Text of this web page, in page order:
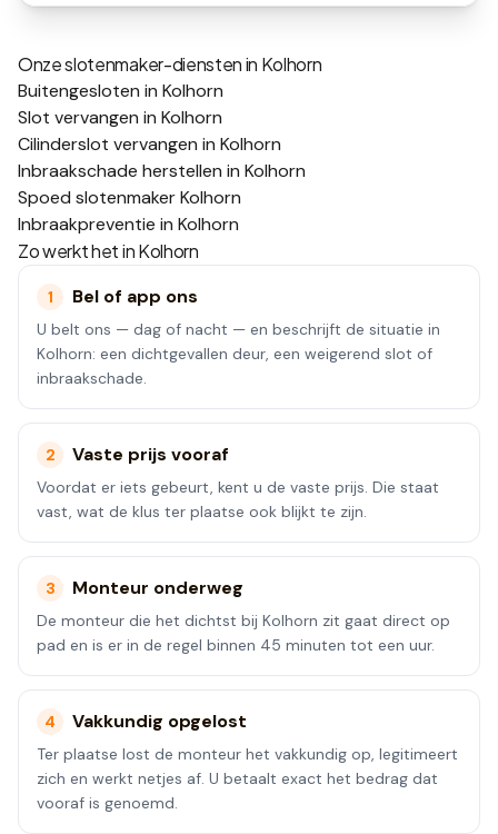
Onze slotenmaker-diensten in Kolhorn
Buitengesloten in Kolhorn
Slot vervangen in Kolhorn
Cilinderslot vervangen in Kolhorn
Inbraakschade herstellen in Kolhorn
Spoed slotenmaker Kolhorn
Inbraakpreventie in Kolhorn
Zo werkt het inKolhorn
1 Bel of app ons
U belt ons — dag of nacht — en beschrijft de situatie in
Kolhorn: een dichtgevallen deur, een weigerend slot of
inbraakschade.
2 Vaste prijs vooraf
Voordat er iets gebeurt, kent u de vaste prijs. Die staat
vast, wat de klus ter plaatse ook blijkt te zijn.
3 Monteur onderweg
De monteur die het dichtst bij Kolhorn zit gaat direct op
pad en is er in de regel binnen 45 minuten tot een uur.
4 Vakkundig opgelost
Ter plaatse lost de monteur het vakkundig op, legitimeert
zich en werkt netjes af. U betaalt exact het bedrag dat
vooraf is genoemd.